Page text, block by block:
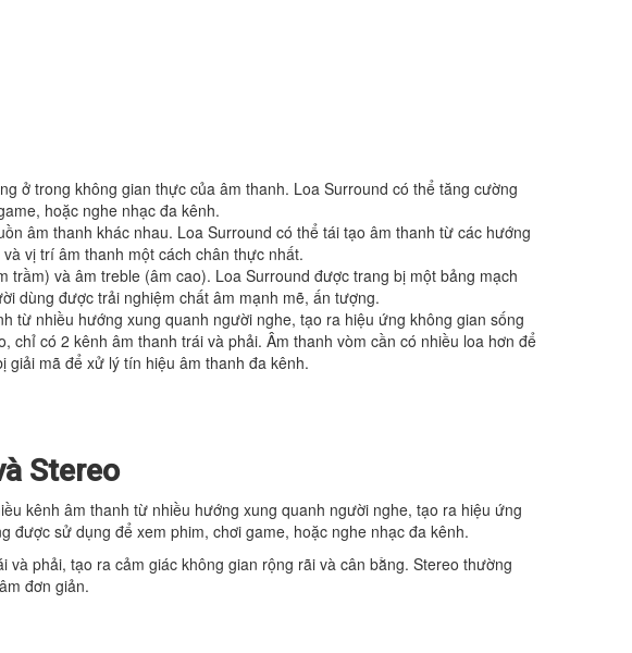
ở trong không gian thực của âm thanh. Loa Surround có thể tăng cường
hoặc nghe nhạc đa kênh.
âm thanh khác nhau. Loa Surround có thể tái tạo âm thanh từ các hướng
vị trí âm thanh một cách chân thực nhất.
và âm treble (âm cao). Loa Surround được trang bị một bảng mạch
dùng được trải nghiệm chất âm mạnh mẽ, ấn tượng.
từ nhiều hướng xung quanh người nghe, tạo ra hiệu ứng không gian sống
chỉ có 2 kênh âm thanh trái và phải. Âm thanh vòm cần có nhiều loa hơn để
mã để xử lý tín hiệu âm thanh đa kênh.
Stereo
kênh âm thanh từ nhiều hướng xung quanh người nghe, tạo ra hiệu ứng
được sử dụng để xem phim, chơi game, hoặc nghe nhạc đa kênh.
phải, tạo ra cảm giác không gian rộng rãi và cân bằng. Stereo thường
đơn giản.